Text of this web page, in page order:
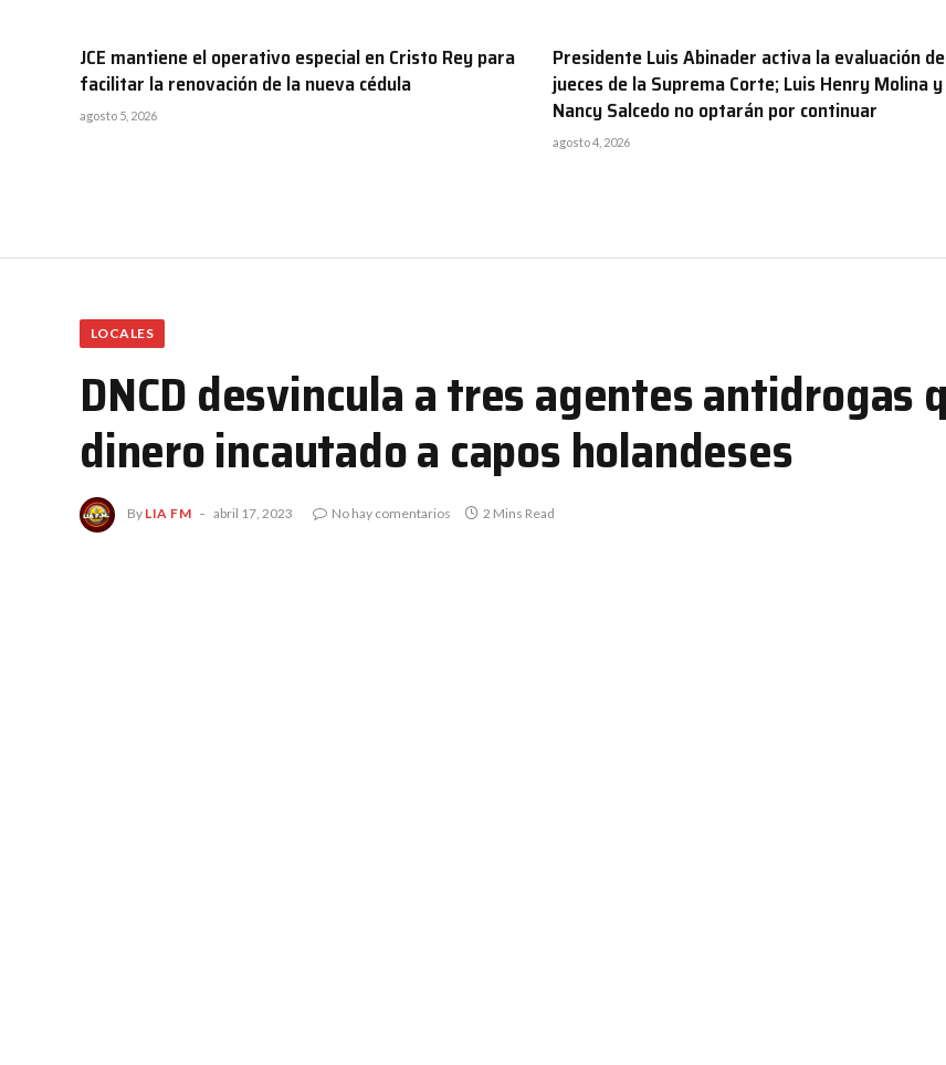
JCE mantiene el operativo especial en Cristo Rey para
facilitar la renovación de la nueva cédula
agosto 5, 2026
Presidente Luis Abinader activa la evaluación de
jueces de la Suprema Corte; Luis Henry Molina y
Nancy Salcedo no optarán por continuar
agosto 4, 2026
LOCALES
DNCD desvincula a tres agentes antidrogas
dinero incautado a capos holandeses
By LIA FM abril 17, 2023 No hay comentarios 2 Mins Read